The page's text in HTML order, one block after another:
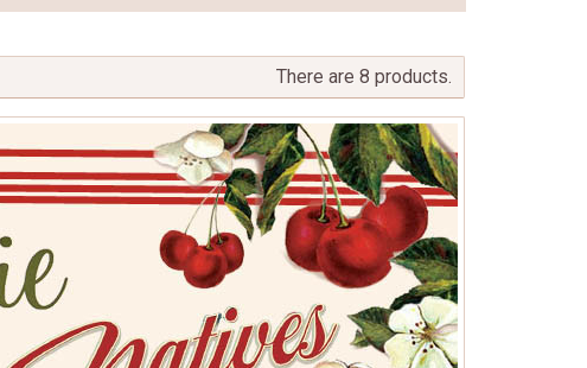
There are 8 products.